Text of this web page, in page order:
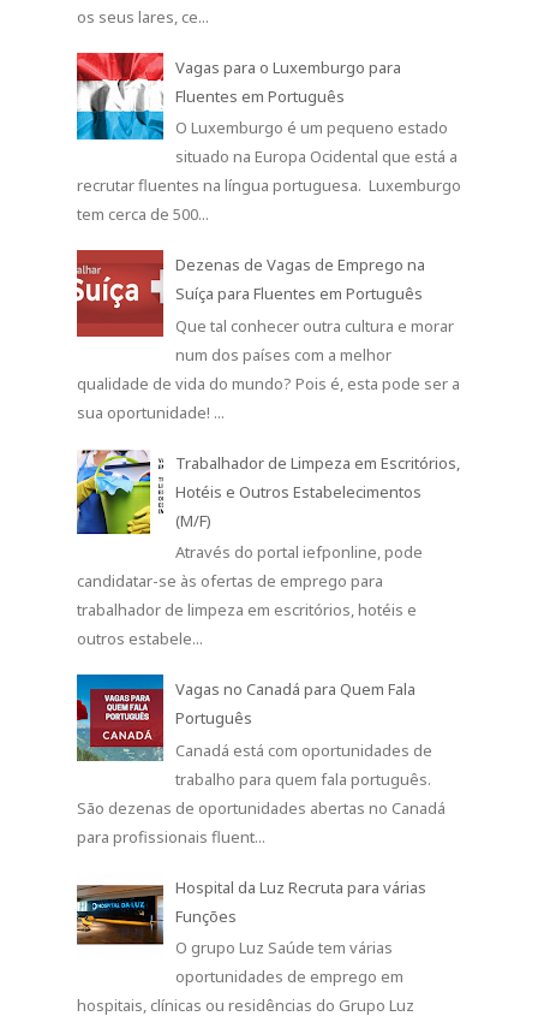
os seus lares, ce...
Vagas para o Luxemburgo para
Fluentes em Português
O Luxemburgo é um pequeno estado
situado na Europa Ocidental que está a
recrutar fluentes na língua portuguesa. Luxemburgo
tem cerca de 500...
Dezenas de Vagas de Emprego na
Suíça para Fluentes em Português
Que tal conhecer outra cultura e morar
num dos países com a melhor
qualidade de vida do mundo? Pois é, esta pode ser a
sua oportunidade! ...
Trabalhador de Limpeza em Escritórios,
Hotéis e Outros Estabelecimentos
(M/F)
Através do portal iefponline, pode
candidatar-se às ofertas de emprego para
trabalhador de limpeza em escritórios, hotéis e
outros estabele...
Vagas no Canadá para Quem Fala
Português
Canadá está com oportunidades de
trabalho para quem fala português.
São dezenas de oportunidades abertas no Canadá
para profissionais fluent...
Hospital da Luz Recruta para várias
Funções
O grupo Luz Saúde tem várias
oportunidades de emprego em
hospitais, clínicas ou residências do Grupo Luz